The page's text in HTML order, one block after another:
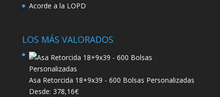
Acorde a la LOPD
LOS MÁS VALORADOS
Asa Retorcida 18+9x39 - 600 Bolsas Personalizadas
Desde: 378,16€